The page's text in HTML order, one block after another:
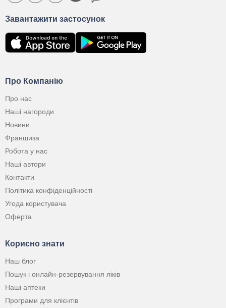
Про Компанію
Про нас
Наші нагороди
Новини
Франшиза
Робота у нас
Наші автори
Контакти
Політика конфіденційності
Угода користувача
Оферта
Корисно знати
Наш блог
Пошук і онлайн-резервування ліків
Наші аптеки
Програми для клієнтів
Завантажити застосунок